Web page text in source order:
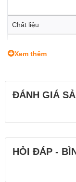
Chất liệu
Xem thêm
ĐÁNH GIÁ
HỎI ĐÁP -